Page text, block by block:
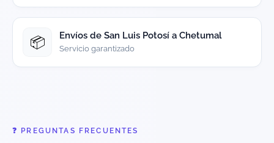
📦 Envíos de San Luis Potosí a Chetumal
Servicio garantizado
❓ PREGUNTAS FRECUENTES